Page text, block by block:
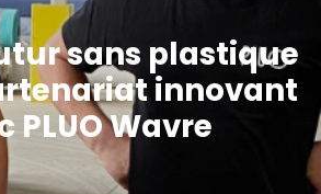
sans plastique
innovant
PLUO Wavre